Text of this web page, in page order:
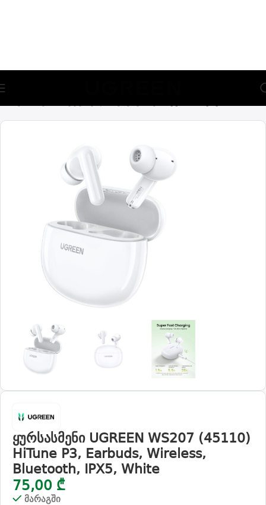
ყურსასმენი UGREEN WS207 (45110)
HiTune P3, Earbuds, Wireless,
Bluetooth, IPX5, White
75,00 ₾
მარაგში